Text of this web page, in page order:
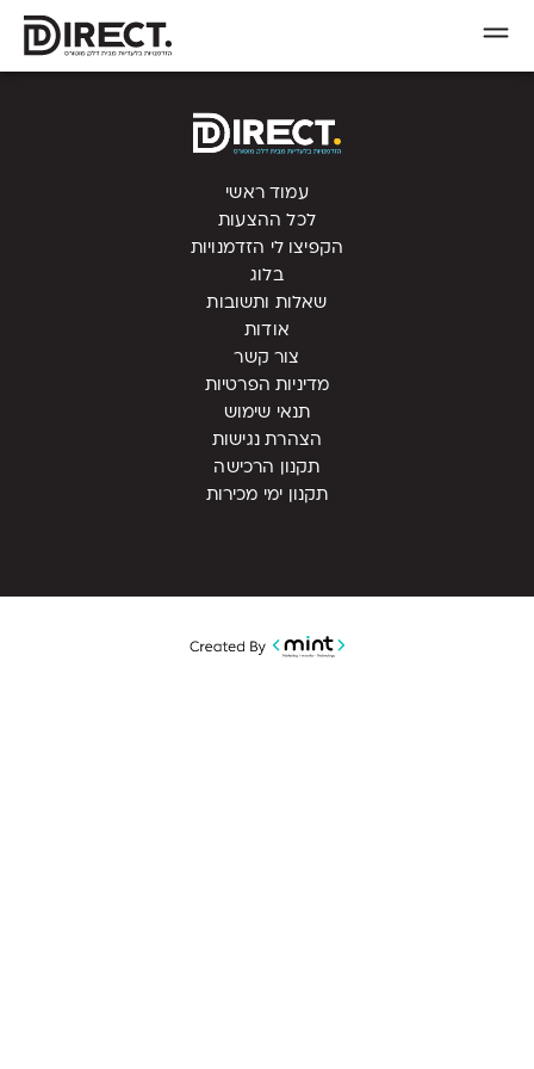
עמוד ראשי
לכל ההצעות
הקפיצו לי הזדמנויות
בלוג
שאלות ותשובות
אודות
צור קשר
מדיניות הפרטיות
תנאי שימוש
הצהרת נגישות
תקנון הרכישה
תקנון ימי מכירות